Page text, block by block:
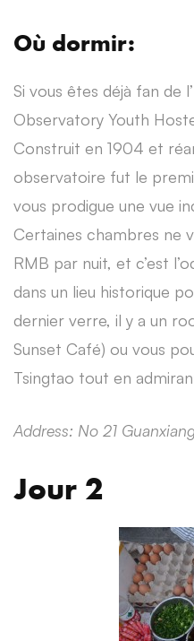
Où dormir:
Si vous êtes déjà fan de
Observatory Youth
Construit en 1904 et
observatoire fut le
vous prodigue une vue
Certaines chambres ne
RMB par nuit, et c’est
dans un lieu historique
dernier verre, il y a un
Sunset Café) ou vous
Tsingtao tout en
Address: No 21
Jour 2